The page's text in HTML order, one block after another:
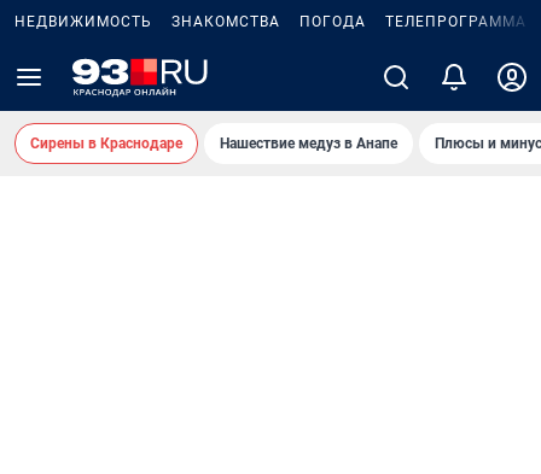
НЕДВИЖИМОСТЬ ЗНАКОМСТВА ПОГОДА ТЕЛЕПРОГРАММА
Сирены в Краснодаре Нашествие медуз в Анапе Плюсы и